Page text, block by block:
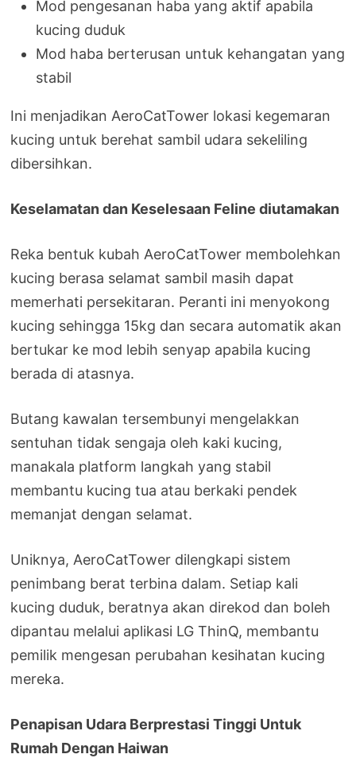
Mod pengesanan haba yang aktif apabila
kucing duduk
Mod haba berterusan untuk kehangatan yang
stabil
Ini menjadikan AeroCatTower lokasi kegemaran
kucing untuk berehat sambil udara sekeliling
dibersihkan.
Keselamatan dan Keselesaan Feline diutamakan
Reka bentuk kubah AeroCatTower membolehkan
kucing berasa selamat sambil masih dapat
memerhati persekitaran. Peranti ini menyokong
kucing sehingga 15kg dan secara automatik akan
bertukar ke mod lebih senyap apabila kucing
berada di atasnya.
Butang kawalan tersembunyi mengelakkan
sentuhan tidak sengaja oleh kaki kucing,
manakala platform langkah yang stabil
membantu kucing tua atau berkaki pendek
memanjat dengan selamat.
Uniknya, AeroCatTower dilengkapi sistem
penimbang berat terbina dalam. Setiap kali
kucing duduk, beratnya akan direkod dan boleh
dipantau melalui aplikasi LG ThinQ, membantu
pemilik mengesan perubahan kesihatan kucing
mereka.
Penapisan Udara Berprestasi Tinggi Untuk
Rumah Dengan Haiwan